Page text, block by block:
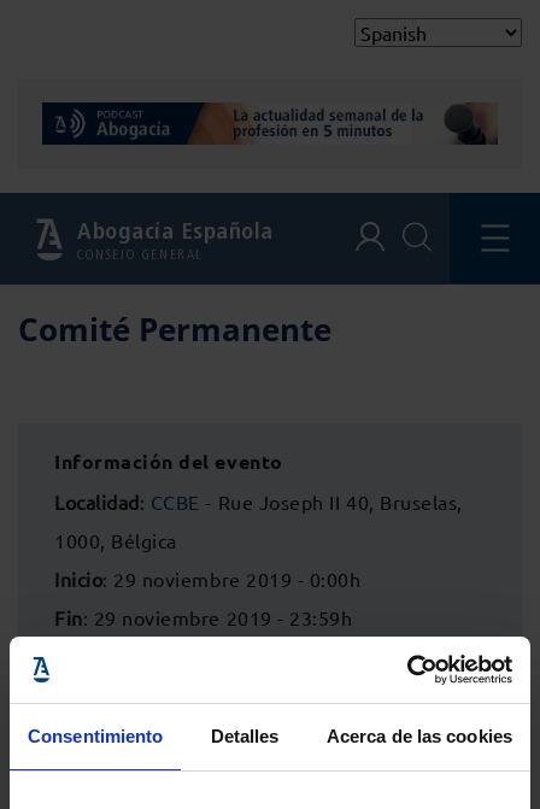
Consentimiento Detalles Acerca de las cookies
Abogacía Española
CONSEJO GENERAL
Comité Permanente
Información del evento
Localidad: CCBE - Rue Joseph II 40, Bruselas,
1000, Bélgica
Inicio: 29 noviembre 2019 - 0:00h
Fin: 29 noviembre 2019 - 23:59h